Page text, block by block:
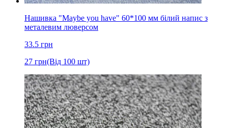
Нашивка "Maybe you have" 60*100 мм білий напис з
металевим люверсом
33.5 грн
27 грн(Від 100 шт)